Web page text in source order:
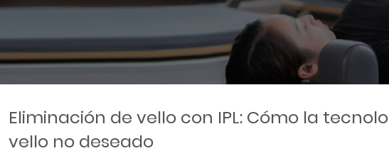
Eliminación de vello con IPL: Cómo la
vello no deseado